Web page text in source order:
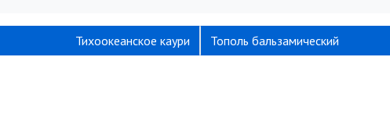
Тихоокеанское каури Тополь бальзамический